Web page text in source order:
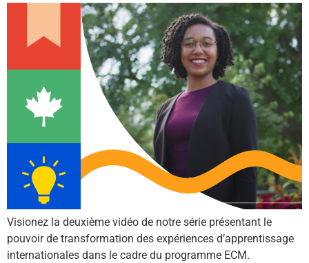
Visionez la deuxième vidéo de notre série présentant le
pouvoir de transformation des expériences d’apprentissage
internationales dans le cadre du programme ECM.